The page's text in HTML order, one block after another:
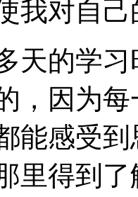
我对自
天的学
，因为
能感受
里得到